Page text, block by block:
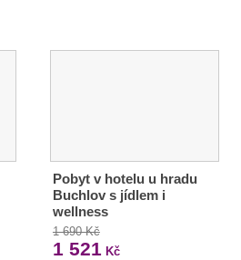
Pobyt v hotelu u hradu
Buchlov s jídlem i
wellness
1 690 Kč
1 521 Kč